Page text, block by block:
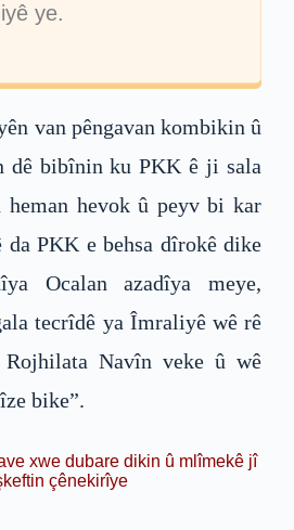
ye.
van pêngavan kombikin û
dê bibînin ku PKK ê ji sala
heman hevok û peyv bi kar
da PKK e behsa dîrokê dike
Ocalan azadîya meye,
tecrîdê ya Îmraliyê wê rê
Navîn veke û wê
bike”.
xwe dubare dikin û mlîmekê jî
çênekirîye